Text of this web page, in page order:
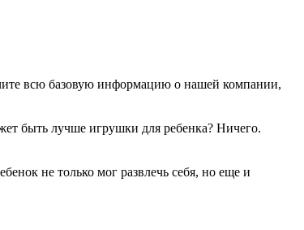
всю базовую информацию о нашей компании,
быть лучше игрушки для ребенка? Ничего.
не только мог развлечь себя, но еще и